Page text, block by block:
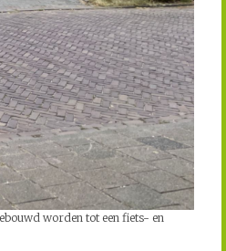
worden tot een fiets- en